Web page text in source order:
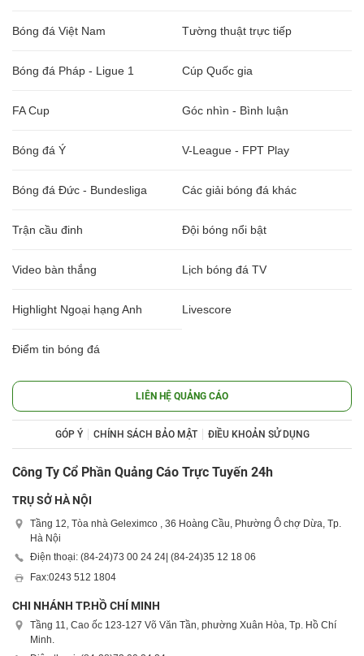
Bóng đá Việt Nam Tường thuật trực tiếp
Bóng đá Pháp - Ligue 1 Cúp Quốc gia
FA Cup Góc nhìn - Bình luận
Bóng đá Ý V-League - FPT Play
Bóng đá Đức - Bundesliga Các giải bóng đá khác
Trận cầu đinh Đội bóng nổi bật
Video bàn thắng Lịch bóng đá TV
Highlight Ngoại hạng Anh Livescore
Điểm tin bóng đá
LIÊN HỆ QUẢNG CÁO
GÓP Ý CHÍNH SÁCH BẢO MẬT ĐIỀU KHOẢN SỬ DỤNG
Công Ty Cổ Phần Quảng Cáo Trực Tuyến 24h
TRỤ SỞ HÀ NỘI
Tầng 12, Tòa nhà Geleximco , 36 Hoàng Cầu, Phường Ô chợ Dừa, Tp.
Hà Nội
Điện thoại: (84-24)73 00 24 24| (84-24)35 12 18 06
Fax:0243 512 1804
CHI NHÁNH TP.HỒ CHÍ MINH
Tầng 11, Cao ốc 123-127 Võ Văn Tần, phường Xuân Hòa, Tp. Hồ Chí
Minh.